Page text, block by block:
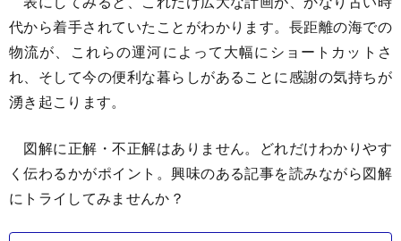
代から着手されていたことがわかります。長距離の海での
物流が、これらの運河によって大幅にショートカットさ
れ、そして今の便利な暮らしがあることに感謝の気持ちが
湧き起こります。
図解に正解・不正解はありません。どれだけわかりやす
く伝わるかがポイント。興味のある記事を読みながら図解
にトライしてみませんか？